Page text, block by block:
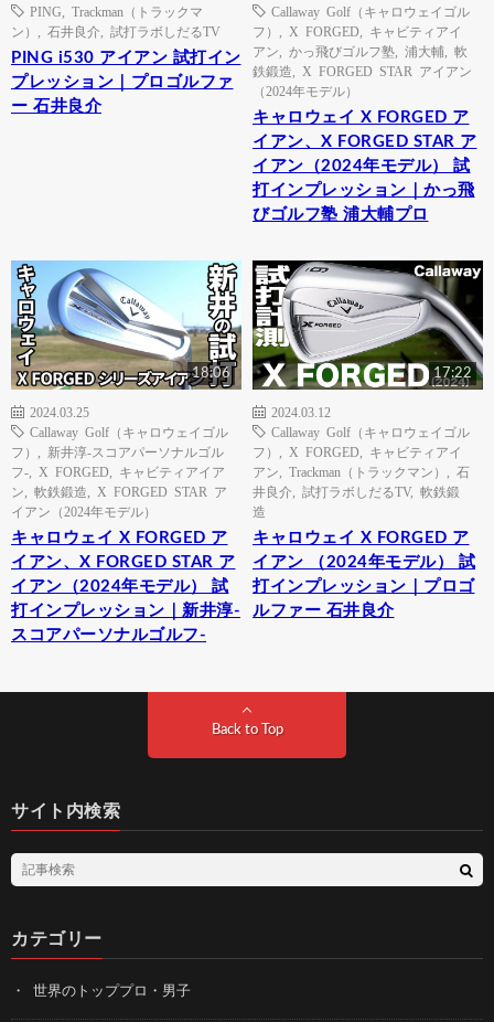
PING
Trackman（トラックマ
ン）
石井良介 試打ラボしだるTV
PING i530 アイアン 試打イン
プレッション｜プロゴルファ
ー 石井良介
Callaway Golf（キャロウェイゴル
フ）
X FORGED
キャビティアイ
アン
かっ飛びゴルフ塾 浦大輔
軟
鉄鍛造
X FORGED STAR アイアン
（2024年モデル）
キャロウェイ X FORGED ア
イアン、X FORGED STAR ア
イアン（2024年モデル） 試
打インプレッション｜かっ飛
びゴルフ塾 浦大輔プロ
18:06
2024.03.25
Callaway Golf（キャロウェイゴル
フ）
新井淳-スコアパーソナルゴル
フ-
X FORGED
キャビティアイア
ン
軟鉄鍛造
X FORGED STAR ア
イアン（2024年モデル）
キャロウェイ X FORGED ア
イアン、X FORGED STAR ア
イアン（2024年モデル） 試
打インプレッション｜新井淳-
スコアパーソナルゴルフ-
17:22
2024.03.12
Callaway Golf（キャロウェイゴル
フ）
X FORGED
キャビティアイ
アン
Trackman（トラックマン）
石
井良介
試打ラボしだるTV, 軟鉄鍛
造
キャロウェイ X FORGED ア
イアン （2024年モデル） 試
打インプレッション｜プロゴ
ルファー 石井良介
Back to Top
サイト内検索
カテゴリー
世界のトッププロ・男子